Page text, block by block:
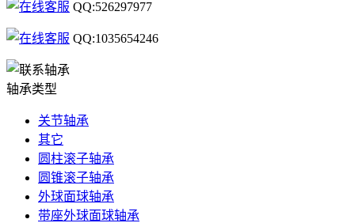
QQ:526297977
QQ:1035654246
轴承类型
关节轴承
其它
圆柱滚子轴承
圆锥滚子轴承
外球面球轴承
带座外球面球轴承